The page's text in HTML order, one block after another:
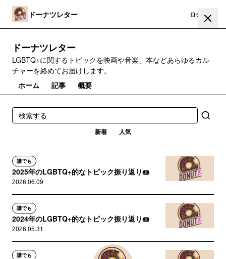
ドーナツレター ログイン
ドーナツレター
LGBTQ+に関するトピックを映画や音楽、本などあらゆるカル
チャーを絡めてお届けします。
ホーム
記事 概要
新着 人気
誰でも
2025年のLGBTQ+的なトピック振り返り🍩
2026.06.09
誰でも
2024年のLGBTQ+的なトピック振り返り🍩
2026.05.31
誰でも